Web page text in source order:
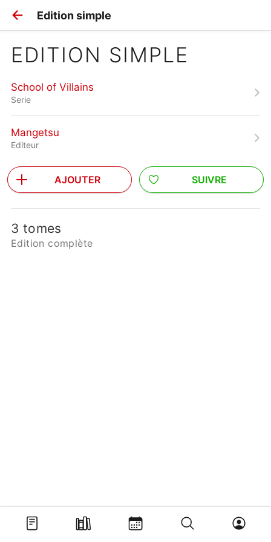
Edition simple
EDITION SIMPLE
School of Villains
Serie
Mangetsu
Editeur
AJOUTER SUIVRE
3 tomes
Edition complète